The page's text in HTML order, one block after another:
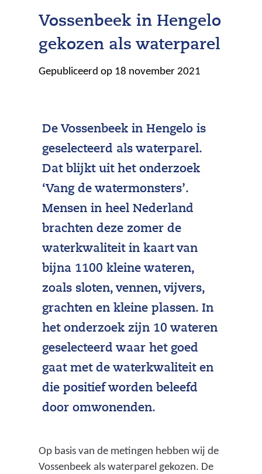
p
e
n
Vossenbeek in Hengelo
gekozen als waterparel
Gepubliceerd op 18 november 2021
De Vossenbeek in Hengelo is
geselecteerd als waterparel.
Dat blijkt uit het onderzoek
‘Vang de watermonsters’.
Mensen in heel Nederland
brachten deze zomer de
waterkwaliteit in kaart van
bijna 1100 kleine wateren,
zoals sloten, vennen, vijvers,
grachten en kleine plassen. In
het onderzoek zijn 10 wateren
geselecteerd waar het goed
gaat met de waterkwaliteit en
die positief worden beleefd
door omwonenden.
Op basis van de metingen hebben wij de
Vossenbeek als waterparel gekozen. De